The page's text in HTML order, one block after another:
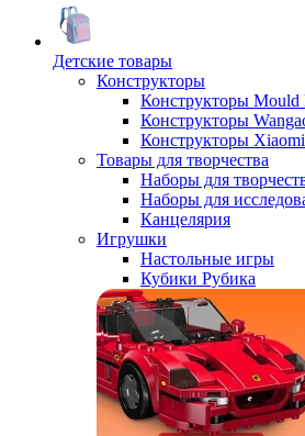
Детские товары
Конструкторы
Конструкторы Mould
Конструкторы
Конструкторы Xiaomi
Товары для творчества
Наборы для
Наборы для
Канцелярия
Игрушки
Настольные игры
Кубики Рубика